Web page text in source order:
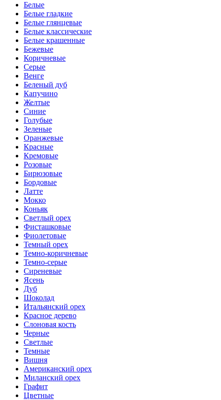
Белые
Белые гладкие
Белые глянцевые
Белые классические
Белые крашенные
Бежевые
Коричневые
Серые
Венге
Беленый дуб
Капучино
Желтые
Синие
Голубые
Зеленые
Оранжевые
Красные
Кремовые
Розовые
Бирюзовые
Бордовые
Латте
Мокко
Коньяк
Светлый орех
Фисташковые
Фиолетовые
Темный орех
Темно-коричневые
Темно-серые
Сиреневые
Ясень
Дуб
Шоколад
Итальянский орех
Красное дерево
Слоновая кость
Черные
Светлые
Темные
Вишня
Американский орех
Миланский орех
Графит
Цветные